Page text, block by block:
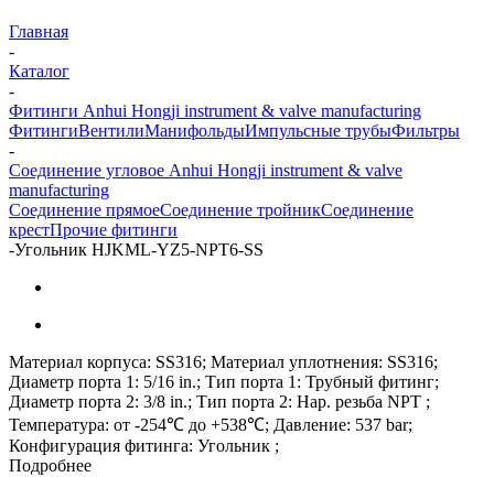
Главная
-
Каталог
-
Фитинги Anhui Hongji instrument & valve manufacturing
ФитингиВентилиМанифольдыИмпульсные трубыФильтры
-
Соединение угловое Anhui Hongji instrument & valve
manufacturing
Соединение прямоеСоединение тройникСоединение
крестПрочие фитинги
-Угольник HJKML-YZ5-NPT6-SS
Материал корпуса: SS316; Материал уплотнения: SS316;
Диаметр порта 1: 5/16 in.; Тип порта 1: Трубный фитинг;
Диаметр порта 2: 3/8 in.; Тип порта 2: Нар. резьба NPT ;
Температура: от -254℃ до +538℃; Давление: 537 bar;
Конфигурация фитинга: Угольник ;
Подробнее